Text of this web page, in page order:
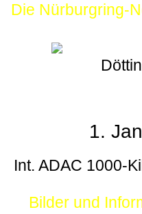
Die Nürburgring-
1.
Int. ADAC 1000-
Bilder und